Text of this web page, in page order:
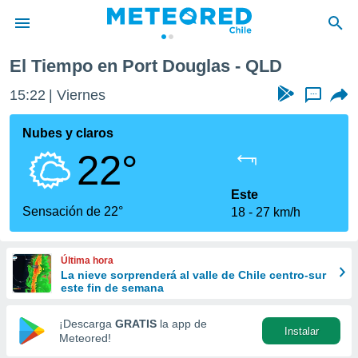
de
por
que se
calidad.
a este
las
y
forma
digital
basada
El Tiempo en Port Douglas - QLD
15:22 Viernes ...
Nubes y claros
22°
Sensación de 22°
Este
18
27 km/h
Última hora
La nieve sorprenderá al valle de Chile centro-sur
este fin de semana
¡Descarga GRATIS la app de
Meteored!
Instalar